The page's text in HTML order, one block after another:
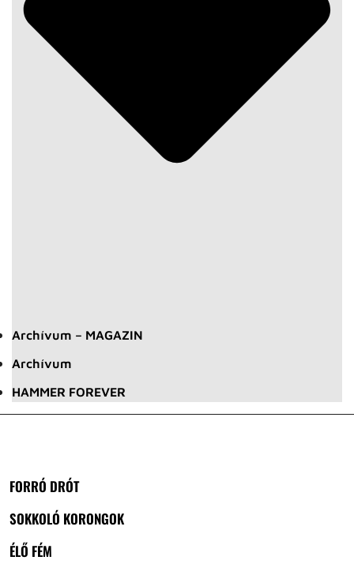
Archívum – MAGAZIN
Archívum
HAMMER FOREVER
FORRÓ DRÓT
SOKKOLÓ KORONGOK
ÉLŐ FÉM